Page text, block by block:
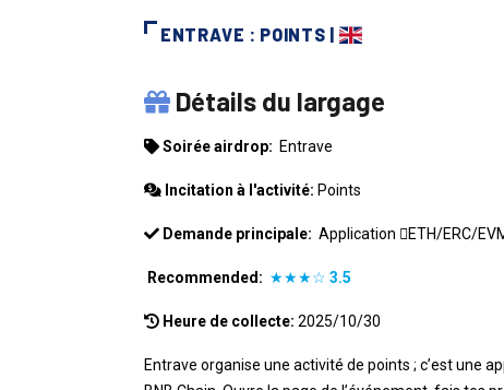
ENTRAVE : POINTS |
ENTRAVE
Détails du largage
Soirée airdrop: Entrave
Incitation à l'activité: Points
Demande principale: Application ETH/ERC/
Recommended: ★★★☆ 3.5
Heure de collecte: 2025/10/30
Entrave organise une activité de points ; c’est une